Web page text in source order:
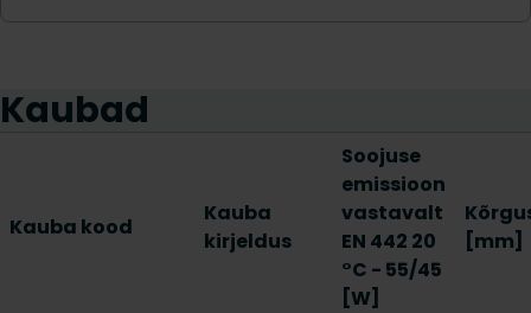
Kaubad
Kauba kood
Kauba
kirjeldus
Soojuse
emissioon
vastavalt
EN 442 20
°C - 55/45
[W]
[mm]